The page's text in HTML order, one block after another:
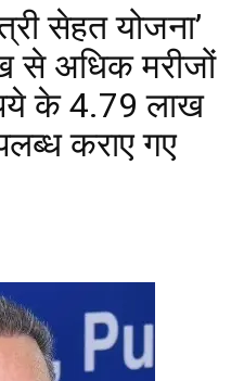
सेहत योजना’
अधिक मरीजों
के 4.79 लाख
कराए गए